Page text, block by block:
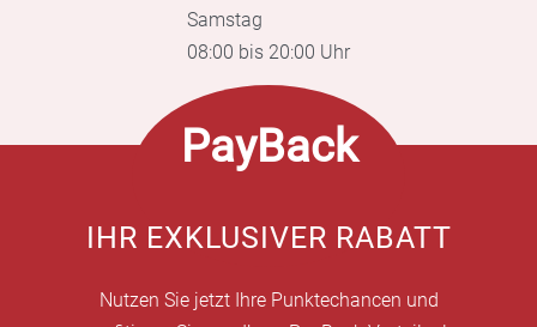
Samstag
08:00 bis 20:00 Uhr
PayBack
IHR EXKLUSIVER RABATT
Nutzen Sie jetzt Ihre Punktechancen und